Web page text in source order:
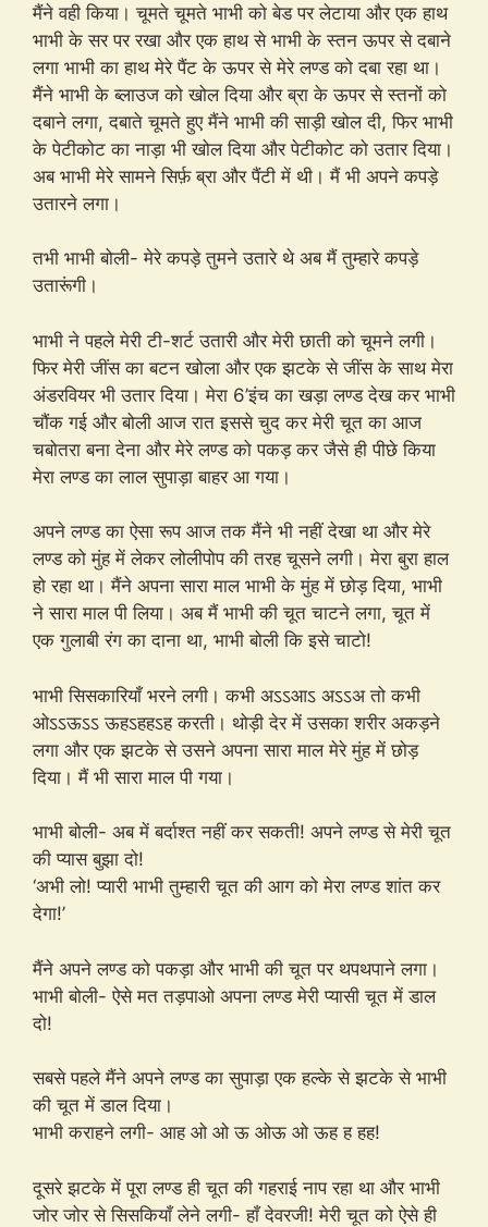
मैंने वही किया। चूमते चूमते भाभी को बेड पर लेटाया और एक हाथ
भाभी के सर पर रखा और एक हाथ से भाभी के स्तन ऊपर से दबाने
लगा भाभी का हाथ मेरे पैंट के ऊपर से मेरे लण्ड को दबा रहा था।
मैंने भाभी के ब्लाउज को खोल दिया और ब्रा के ऊपर से स्तनों को
दबाने लगा, दबाते चूमते हुए मैंने भाभी की साड़ी खोल दी, फिर भाभी
के पेटीकोट का नाड़ा भी खोल दिया और पेटीकोट को उतार दिया।
अब भाभी मेरे सामने सिर्फ़ ब्रा और पैंटी में थी। मैं भी अपने कपड़े
उतारने लगा।
तभी भाभी बोली- मेरे कपड़े तुमने उतारे थे अब मैं तुम्हारे कपड़े
उतारूंगी।
भाभी ने पहले मेरी टी-शर्ट उतारी और मेरी छाती को चूमने लगी।
फिर मेरी जींस का बटन खोला और एक झटके से जींस के साथ मेरा
अंडरवियर भी उतार दिया। मेरा 6’इंच का खड़ा लण्ड देख कर भाभी
चौंक गई और बोली आज रात इससे चुद कर मेरी चूत का आज
चबोतरा बना देना और मेरे लण्ड को पकड़ कर जैसे ही पीछे किया
मेरा लण्ड का लाल सुपाड़ा बाहर आ गया।
अपने लण्ड का ऐसा रूप आज तक मैंने भी नहीं देखा था और मेरे
लण्ड को मुंह में लेकर लोलीपोप की तरह चूसने लगी। मेरा बुरा हाल
हो रहा था। मैंने अपना सारा माल भाभी के मुंह में छोड़ दिया, भाभी
ने सारा माल पी लिया। अब मैं भाभी की चूत चाटने लगा, चूत में
एक गुलाबी रंग का दाना था, भाभी बोली कि इसे चाटो!
भाभी सिसकारियाँ भरने लगी। कभी अऽऽआऽ अऽऽअ तो कभी
ओऽऽऊऽऽ ऊहऽहहऽह करती। थोड़ी देर में उसका शरीर अकड़ने
लगा और एक झटके से उसने अपना सारा माल मेरे मुंह में छोड़
दिया। मैं भी सारा माल पी गया।
भाभी बोली- अब में बर्दाश्त नहीं कर सकती! अपने लण्ड से मेरी चूत
की प्यास बुझा दो!
‘अभी लो! प्यारी भाभी तुम्हारी चूत की आग को मेरा लण्ड शांत कर
देगा!’
मैंने अपने लण्ड को पकड़ा और भाभी की चूत पर थपथपाने लगा।
भाभी बोली- ऐसे मत तड़पाओ अपना लण्ड मेरी प्यासी चूत में डाल
दो!
सबसे पहले मैंने अपने लण्ड का सुपाड़ा एक हल्के से झटके से भाभी
की चूत में डाल दिया।
भाभी कराहने लगी- आह ओ ओ ऊ ओऊ ओ ऊह ह हह!
दूसरे झटके में पूरा लण्ड ही चूत की गहराई नाप रहा था और भाभी
जोर जोर से सिसकियाँ लेने लगी- हाँ देवरजी! मेरी चूत को ऐसे ही